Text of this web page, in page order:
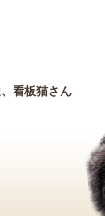
看板猫さん